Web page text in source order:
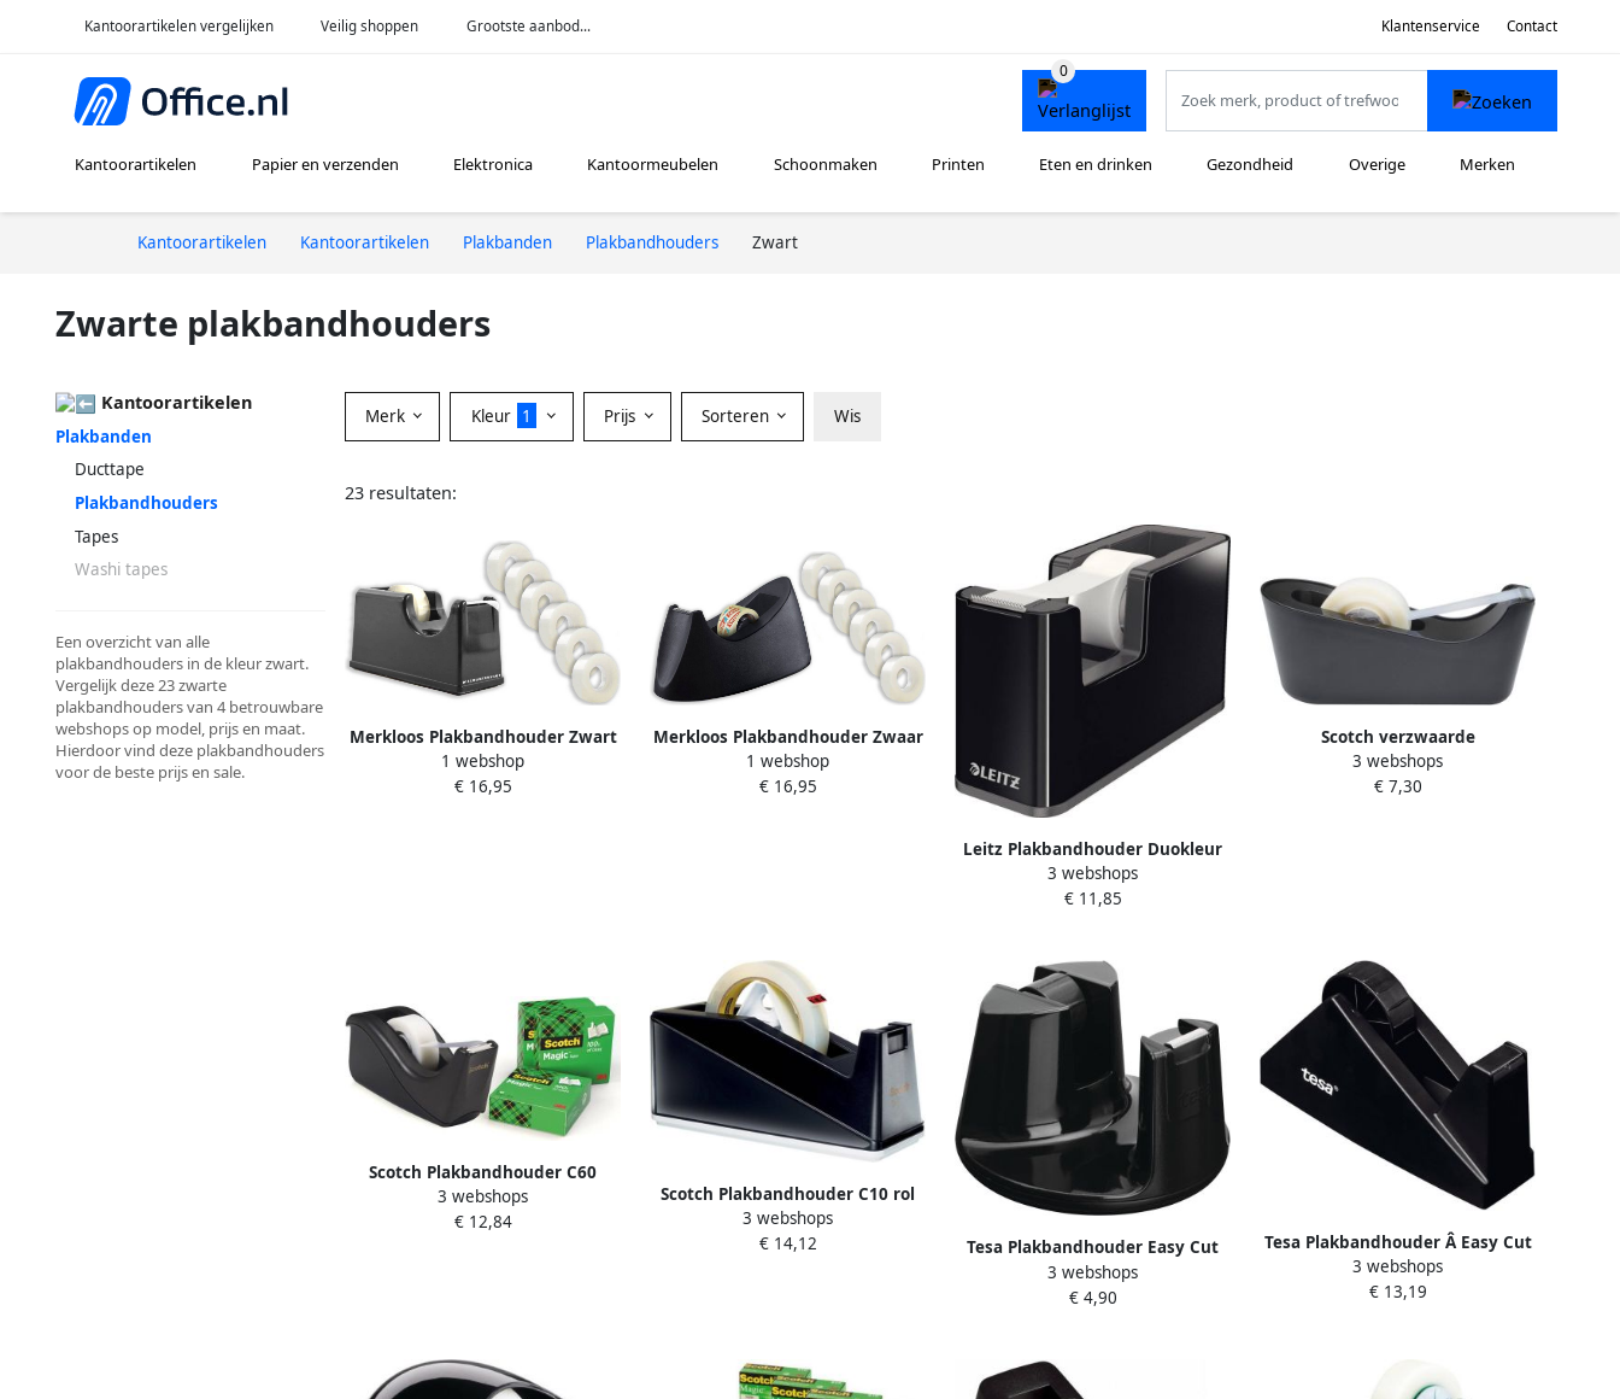
Kantoorartikelen vergelijken Veilig shoppen Grootste aanbod... Klantenservice Contact
Kantoorartikelen Papier en verzenden Elektronica Kantoormeubelen Schoonmaken Printen Eten en drinken Gezondheid Overige Merken
Kantoorartikelen Kantoorartikelen Plakbanden Plakbandhouders Zwart
Zwarte plakbandhouders
Kantoorartikelen
Plakbanden
Ducttape
Plakbandhouders
Tapes
Washi tapes
Een overzicht van alle
plakbandhouders in de kleur zwart.
Vergelijk deze 23 zwarte
plakbandhouders van 4 betrouwbare
webshops op model, prijs en maat.
Hierdoor vind deze plakbandhouders
voor de beste prijs en sale.
Merk Kleur 1 Prijs Sorteren Wis
23 resultaten:
Merkloos Plakbandhouder Zwart
Inclusief 6 Rollen Plakband
Kantoorbenodigdheden Online
1 webshop
€ 16,95
Merkloos Plakbandhouder Zwaar
Model Inclusief 7 Rollen Plakband
Tape Dispenser Kantoor Artikelen
1 webshop
€ 16,95
Leitz Plakbandhouder Duokleur
zwart grijs
3 webshops
€ 11,85
Scotch verzwaarde
plakbandafroller inclusief 1 rol
Magic Tape zwart
3 webshops
€ 7,30
Scotch Plakbandhouder C60
zwart + 4 rollen Magic tape
19mmx33m 5 stuks
3 webshops
€ 12,84
Scotch Plakbandhouder C10 rol
tot 66m verzwaard zwart
3 webshops
€ 14,12
Tesa Plakbandhouder Easy Cut
compact + 1 rol plakband
invisible 33mx19mm zwart
3 webshops
€ 4,90
Tesa Plakbandhouder Â Easy Cut
Economy voor rollen tot 66m
zwart
3 webshops
€ 13,19